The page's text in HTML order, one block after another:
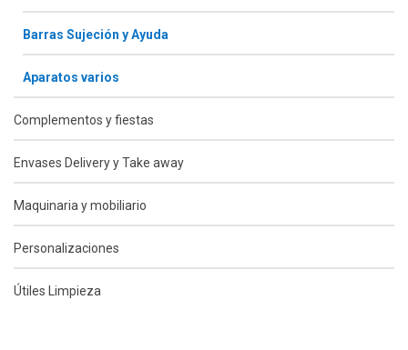
Barras Sujeción y Ayuda
Aparatos varios
Complementos y fiestas
Envases Delivery y Take away
Maquinaria y mobiliario
Personalizaciones
Útiles Limpieza